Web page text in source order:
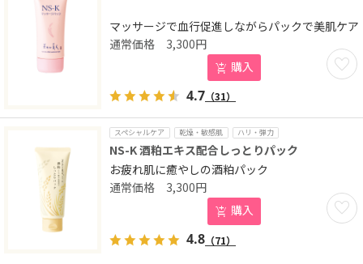
マッサージで血行促進しながらパックで美肌ケア
お気
3,300円
購入
4.7 （31）
スペシャルケア 乾燥・敏感肌 ハリ・弾力
NS-K 酒粕エキス配合しっとりパック
お疲れ肌に癒やしの酒粕パック
お気
3,300円
購入
4.8 （71）